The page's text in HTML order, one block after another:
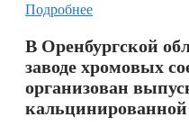
Подробнее
В Оренбургской
заводе хромовых
организован